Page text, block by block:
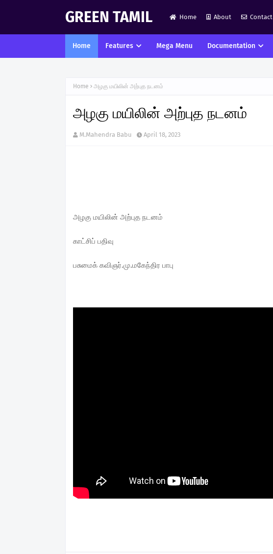
GREEN TAMIL Home About Contact
Home Features Mega Menu Documentation
Home அழகு மயிலின் அற்புத நடனம்
அழகு மயிலின் அற்புத நடனம்
M.Mahendra Babu April 18, 2023
அழகு மயிலின் அற்புத நடனம்
காட்சிப் பதிவு
பசுமைக் கவிஞர்.மு.மகேந்திர பாபு